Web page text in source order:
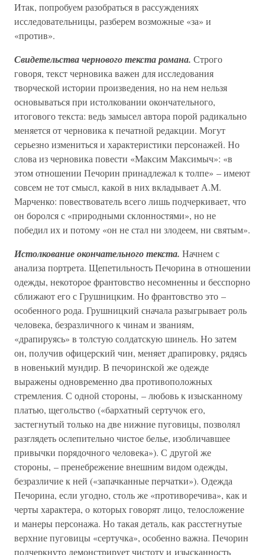
Итак, попробуем разобраться в рассуждениях
исследовательницы, разберем возможные «за» и
«против».
Свидетельства чернового текста романа. Строго
говоря, текст черновика важен для исследования
творческой истории произведения, но на нем нельзя
основываться при истолковании окончательного,
итогового текста: ведь замысел автора порой радикально
меняется от черновика к печатной редакции. Могут
серьезно измениться и характеристики персонажей. Но
слова из черновика повести «Максим Максимыч»: «в
этом отношении Печорин принадлежал к толпе» – имеют
совсем не тот смысл, какой в них вкладывает А.М.
Марченко: повествователь всего лишь подчеркивает, что
он боролся с «природными склонностями», но не
победил их и потому «он не стал ни злодеем, ни святым».
Истолкование окончательного текста. Начнем с
анализа портрета. Щепетильность Печорина в отношении
одежды, некоторое франтовство несомненны и бесспорно
сближают его с Грушницким. Но франтовство это –
особенного рода. Грушницкий сначала разыгрывает роль
человека, безразличного к чинам и званиям,
«драпируясь» в толстую солдатскую шинель. Но затем
он, получив офицерский чин, меняет драпировку, рядясь
в новенький мундир. В печоринской же одежде
выражены одновременно два противоположных
стремления. С одной стороны, – любовь к изысканному
платью, щегольство («бархатный сертучок его,
застегнутый только на две нижние пуговицы, позволял
разглядеть ослепительно чистое белье, изобличавшее
привычки порядочного человека»). С другой же
стороны, – пренебрежение внешним видом одежды,
безразличие к ней («запачканные перчатки»). Одежда
Печорина, если угодно, столь же «противоречива», как и
черты характера, о которых говорят лицо, телосложение
и манеры персонажа. Но такая деталь, как расстегнутые
верхние пуговицы «сертучка», особенно важна. Печорин
подчеркнуто демонстрирует чистоту и изысканность